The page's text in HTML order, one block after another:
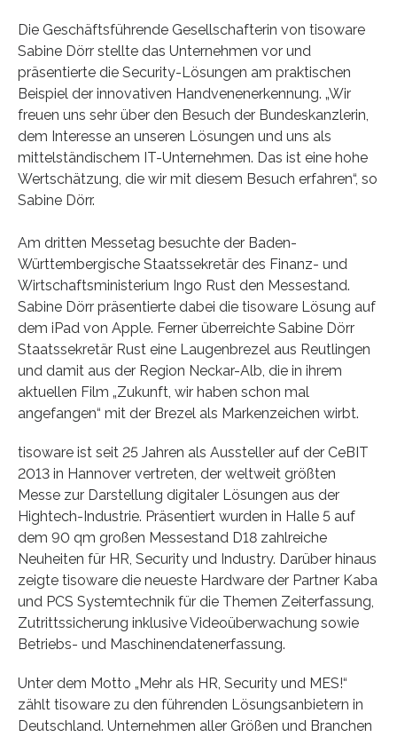
Die Geschäftsführende Gesellschafterin von tisoware
Sabine Dörr stellte das Unternehmen vor und
präsentierte die Security-Lösungen am praktischen
Beispiel der innovativen Handvenenerkennung. „Wir
freuen uns sehr über den Besuch der Bundeskanzlerin,
dem Interesse an unseren Lösungen und uns als
mittelständischem IT-Unternehmen. Das ist eine hohe
Wertschätzung, die wir mit diesem Besuch erfahren“, so
Sabine Dörr.
Am dritten Messetag besuchte der Baden-
Württembergische Staatssekretär des Finanz- und
Wirtschaftsministerium Ingo Rust den Messestand.
Sabine Dörr präsentierte dabei die tisoware Lösung auf
dem iPad von Apple. Ferner überreichte Sabine Dörr
Staatssekretär Rust eine Laugenbrezel aus Reutlingen
und damit aus der Region Neckar-Alb, die in ihrem
aktuellen Film „Zukunft, wir haben schon mal
angefangen“ mit der Brezel als Markenzeichen wirbt.
tisoware ist seit 25 Jahren als Aussteller auf der CeBIT
2013 in Hannover vertreten, der weltweit größten
Messe zur Darstellung digitaler Lösungen aus der
Hightech-Industrie. Präsentiert wurden in Halle 5 auf
dem 90 qm großen Messestand D18 zahlreiche
Neuheiten für HR, Security und Industry. Darüber hinaus
zeigte tisoware die neueste Hardware der Partner Kaba
und PCS Systemtechnik für die Themen Zeiterfassung,
Zutrittssicherung inklusive Videoüberwachung sowie
Betriebs- und Maschinendatenerfassung.
Unter dem Motto „Mehr als HR, Security und MES!“
zählt tisoware zu den führenden Lösungsanbietern in
Deutschland. Unternehmen aller Größen und Branchen